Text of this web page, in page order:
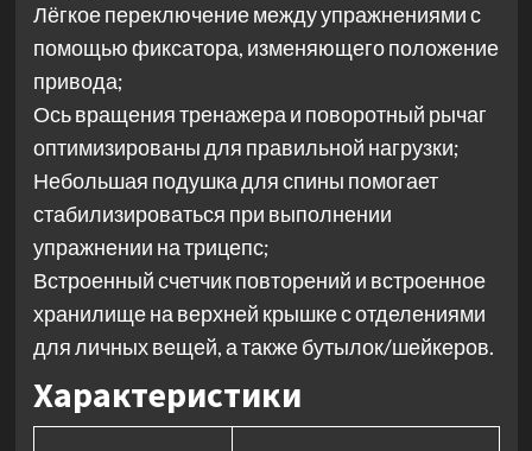
Лёгкое переключение между упражнениями с
помощью фиксатора, изменяющего положение
привода;
Ось вращения тренажера и поворотный рычаг
оптимизированы для правильной нагрузки;
Небольшая подушка для спины помогает
стабилизироваться при выполнении
упражнении на трицепс;
Встроенный счетчик повторений и встроенное
хранилище на верхней крышке с отделениями
для личных вещей, а также бутылок/шейкеров.
Характеристики